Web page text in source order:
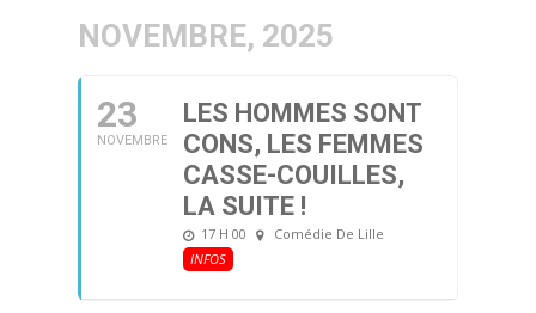
NOVEMBRE, 2025
23
NOVEMBRE
LES HOMMES SONT
CONS, LES FEMMES
CASSE-COUILLES,
LA SUITE !
17 H 00
Comédie De Lille
INFOS